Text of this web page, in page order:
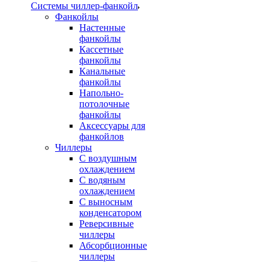
Системы чиллер-фанкойл
Фанкойлы
Настенные
фанкойлы
Кассетные
фанкойлы
Канальные
фанкойлы
Напольно-
потолочные
фанкойлы
Аксессуары для
фанкойлов
Чиллеры
С воздушным
охлаждением
С водяным
охлаждением
С выносным
конденсатором
Реверсивные
чиллеры
Абсорбционные
чиллеры